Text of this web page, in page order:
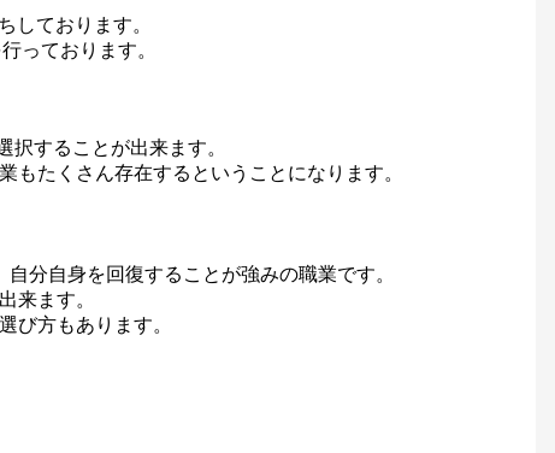
しております。
っております。
することが出来ます。
たくさん存在するということになります。
分自身を回復することが強みの職業です。
来ます。
び方もあります。